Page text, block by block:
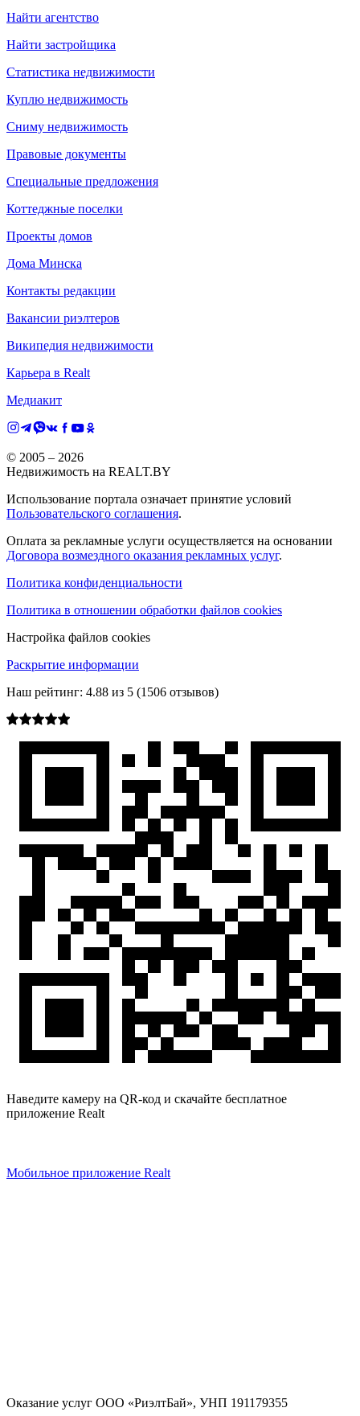
Найти агентство
Найти застройщика
Статистика недвижимости
Куплю недвижимость
Сниму недвижимость
Правовые документы
Специальные предложения
Коттеджные поселки
Проекты домов
Дома Минска
Контакты редакции
Вакансии риэлтеров
Википедия недвижимости
Карьера в Realt
Медиакит
© 2005 – 2026
Недвижимость на REALT.BY
Использование портала означает принятие условий
Пользовательского соглашения.
Оплата за рекламные услуги осуществляется на основании
Договора возмездного оказания рекламных услуг.
Политика конфиденциальности
Политика в отношении обработки файлов cookies
Настройка файлов cookies
Раскрытие информации
Наш рейтинг: 4.88 из 5 (1506 отзывов)
Наведите камеру на QR-код и скачайте бесплатное
приложение Realt
Мобильное приложение Realt
Оказание услуг ООО «РиэлтБай», УНП 191179355